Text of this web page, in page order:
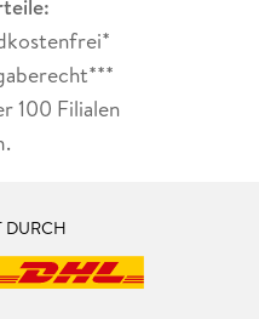
100 Filialen
DURCH